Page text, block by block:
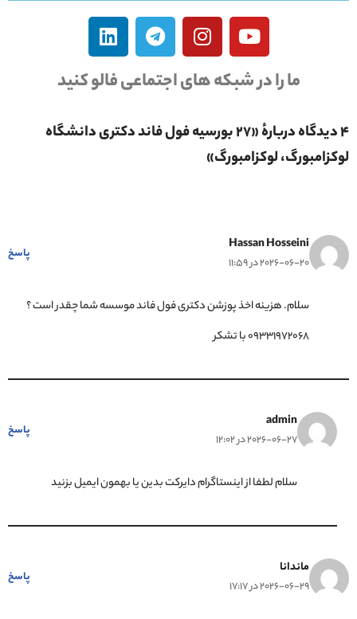
ما را در شبکه های اجتماعی فالو کنید
4 دیدگاه دربارهٔ «27 بورسیه فول فاند دکتری دانشگاه
لوکزامبورگ، لوکزامبورگ»
Hassan Hosseini
2026-06-20 در 11:59
پاسخ
سلام. هزینه اخذ پوزشن دکتری فول فاند موسسه شما چقدر است ؟
09331972068 با تشکر
admin
2026-06-27 در 12:02
پاسخ
سلام لطفا از اینستاگرام دایرکت بدین یا بهمون ایمیل بزنید
ماندانا
2026-06-29 در 17:17
پاسخ